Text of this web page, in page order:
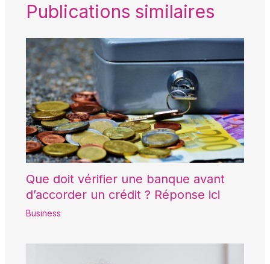
Publications similaires
Que doit vérifier une banque avant
d’accorder un crédit ? Réponse ici
Business